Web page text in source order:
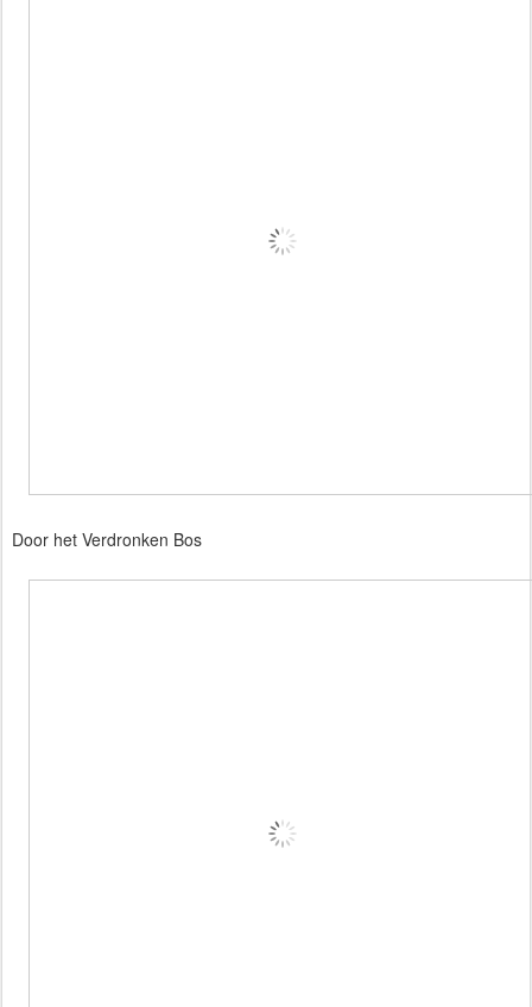
Door het Verdronken Bos